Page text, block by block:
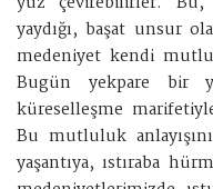
yaydığı, başat unsur
medeniyet kendi
Bugün yekpare bir
küreselleşme
Bu mutluluk
yaşantıya, ıstıraba